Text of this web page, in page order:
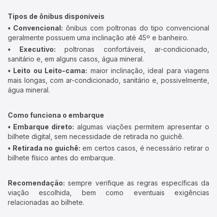
Tipos de ônibus disponíveis
• Convencional: ônibus com poltronas do tipo convencional
geralmente possuem uma inclinação até 45º e banheiro.
• Executivo: poltronas confortáveis, ar-condicionado,
sanitário e, em alguns casos, água mineral.
• Leito ou Leito-cama: maior inclinação, ideal para viagens
mais longas, com ar-condicionado, sanitário e, possivelmente,
água mineral.
Como funciona o embarque
• Embarque direto: algumas viações permitem apresentar o
bilhete digital, sem necessidade de retirada no guichê.
• Retirada no guichê: em certos casos, é necessário retirar o
bilhete físico antes do embarque.
Recomendação: sempre verifique as regras específicas da
viação escolhida, bem como eventuais exigências
relacionadas ao bilhete.